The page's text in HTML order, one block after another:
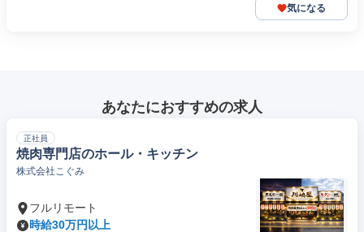
気になる
あなたにおすすめの求人
正社員
焼肉専門店のホール・キッチン
株式会社こぐみ
フルリモート
時給30万円以上